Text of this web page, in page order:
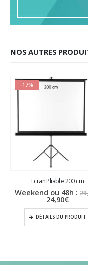
NOS AUTRES
-17%
Ecran Pliable 200 cm
Weekend ou 48h :
24,90€Le
prix
actuel
est :
DÉTAILS DU PRODUIT